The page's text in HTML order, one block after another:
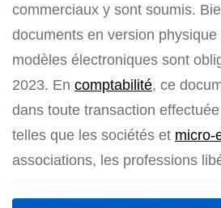
commerciaux y sont soumis.
documents en version
modèles électroniques sont
2023. En comptabilité, ce
dans toute transaction
telles que les sociétés et micro-
associations, les professions